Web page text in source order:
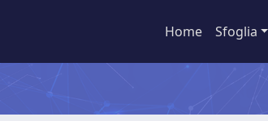
Home Sfoglia